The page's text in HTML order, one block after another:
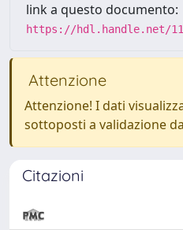
link a questo documento:
https://hdl.handle.net/
Attenzione
Attenzione! I dati
sottoposti a validazione
Citazioni